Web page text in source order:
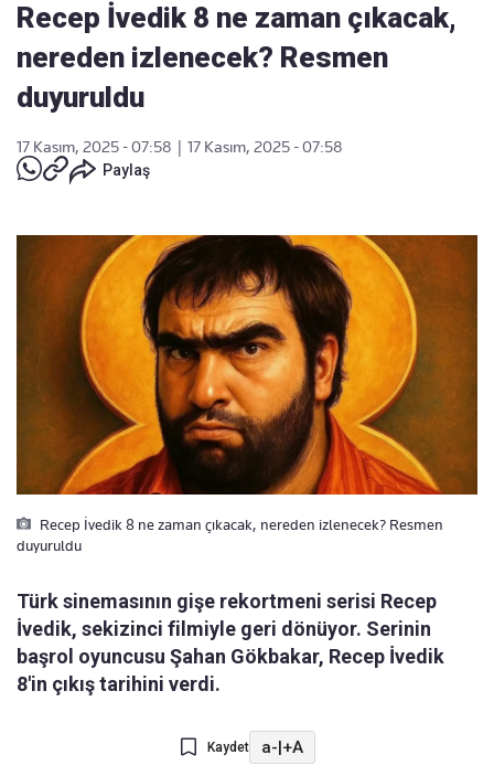
Recep İvedik 8 ne zaman çıkacak,
nereden izlenecek? Resmen
duyuruldu
17 Kasım, 2025 - 07:58
17 Kasım, 2025 - 07:58
Paylaş
Recep İvedik 8 ne zaman çıkacak, nereden izlenecek? Resmen
duyuruldu
Türk sinemasının gişe rekortmeni serisi Recep
İvedik, sekizinci filmiyle geri dönüyor. Serinin
başrol oyuncusu Şahan Gökbakar, Recep İvedik
8'in çıkış tarihini verdi.
Kaydet a-|+A